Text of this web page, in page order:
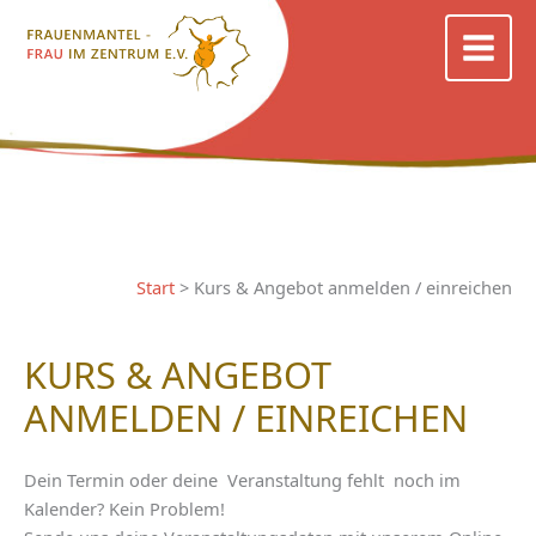
Inhalt
Start Kurs & Angebot anmelden / einreichen
KURS & ANGEBOT
ANMELDEN / EINREICHEN
Dein Termin oder deine Veranstaltung fehlt noch im
Kalender? Kein Problem!